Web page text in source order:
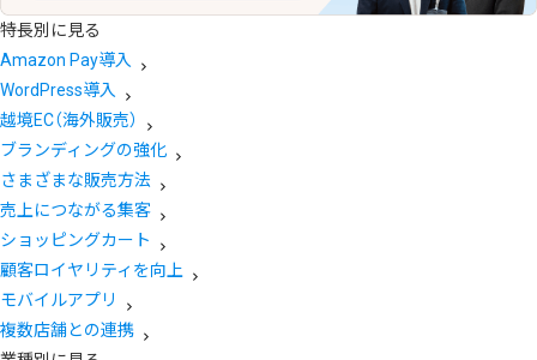
特長別に見る
Amazon Pay導入
WordPress導入
越境EC（海外販売）
ブランディングの強化
さまざまな販売方法
売上につながる集客
ショッピングカート
顧客ロイヤリティを向上
モバイルアプリ
複数店舗との連携